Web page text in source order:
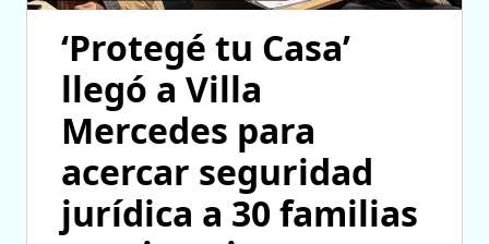
‘Protegé tu Casa’
llegó a Villa
Mercedes para
acercar seguridad
jurídica a 30 familias